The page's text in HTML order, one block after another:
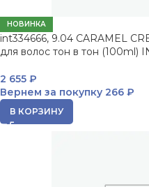
НОВИНКА
int334666, 9.04 CARAMEL
для волос тон в тон (100ml)
2 655 ₽
Вернем за покупку 266 ₽
В КОРЗИНУ